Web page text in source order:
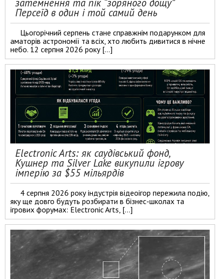
затемнення та пік “зоряного дощу”
Персеїд в один і той самий день
Цьогорічний серпень стане справжнім подарунком для
аматорів астрономії та всіх, хто любить дивитися в нічне
небо. 12 серпня 2026 року […]
Electronic Arts: як саудівський фонд,
Кушнер та Silver Lake викупили ігрову
імперію за $55 мільярдів
4 серпня 2026 року індустрія відеоігор пережила подію,
яку ще довго будуть розбирати в бізнес-школах та
ігрових форумах: Electronic Arts, […]